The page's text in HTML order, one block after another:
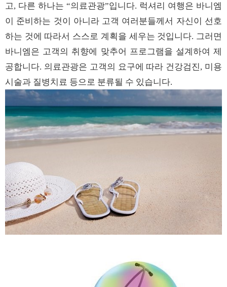
고, 다른 하나는 “의료관광”입니다. 럭셔리 여행은 바니엠
이 준비하는 것이 아니라 고객 여러분들께서 자신이 선호
하는 것에 따라서 스스로 계획을 세우는 것입니다. 그러면
바니엠은 고객의 취향에 맞추어 프로그램을 설계하여 제
공합니다. 의료관광은 고객의 요구에 따라 건강검진, 미용
시술과 질병치료 등으로 분류될 수 있습니다.